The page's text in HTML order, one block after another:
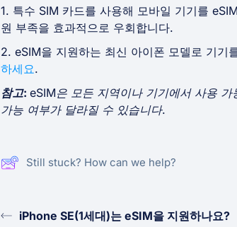
1. 특수 SIM 카드를 사용해 모바일 기기를
원 부족을 효과적으로 우회합니다.
2. eSIM을 지원하는 최신 아이폰 모델로 기기
하세요.
참고:eSIM은 모든 지역이나 기기에서 사용
가능 여부가 달라질 수 있습니다.
Still stuck? How can we help?
iPhone SE(1세대)는 eSIM을 지원하나요?